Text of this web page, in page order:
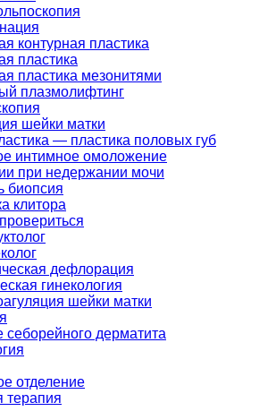
контурная пластика
пластика
пластика мезонитями
плазмолифтинг
шейки матки
— пластика половых губ
интимное омоложение
при недержании мочи
биопсия
клитора
дефлорация
гинекология
шейки матки
себорейного дерматита
отделение
терапия